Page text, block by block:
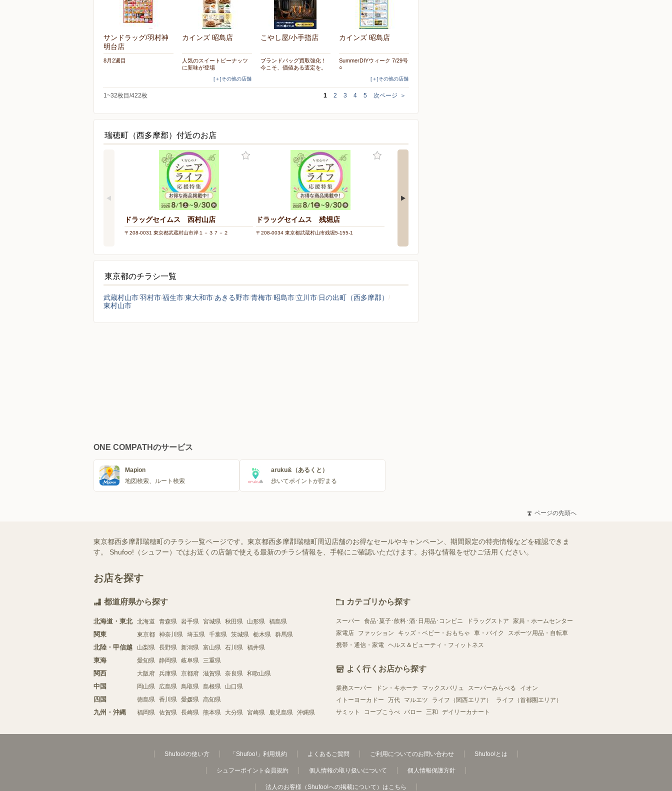
サンドラッグ/羽村神
明台店
8月2週目
カインズ 昭島店
人気のスイートピーナッツ
に新味が登場
[＋]その他の店舗
こやし屋/小手指店
ブランドバッグ買取強化！
今こそ、価値ある査定を。
カインズ 昭島店
SummerDIYウィーク 7/29号
○
[＋]その他の店舗
1~32枚目/422枚 1 2 3 4 5 次ページ ＞
瑞穂町（西多摩郡）付近のお店
ドラッグセイムス 西村山店
〒208-0031 東京都武蔵村山市岸１－３７－２
ドラッグセイムス 残堀店
〒208-0034 東京都武蔵村山市残堀5-155-1
東京都のチラシ一覧
武蔵村山市羽村市福生市東大和市 あきる野市青梅市 昭島市 立川市 日の出町（西多摩郡）
東村山市
ONE COMPATHのサービス
Mapion
地図検索、ルート検索
aruku&（あるくと）
歩いてポイントが貯まる
ページの先頭へ
東京都西多摩郡瑞穂町のチラシ一覧ページです。東京都西多摩郡瑞穂町周辺店舗のお得なセールやキャンペーン、期間限定の特売情報などを確認できま
す。 Shufoo!（シュフー）ではお近くの店舗で使える最新のチラシ情報を、手軽にご確認いただけます。お得な情報をぜひご活用ください。
お店を探す
都道府県から探す
北海道・東北 北海道 青森県 岩手県 宮城県 秋田県 山形県 福島県
関東 東京都 神奈川県 埼玉県 千葉県 茨城県 栃木県 群馬県
北陸・甲信越 山梨県 長野県 新潟県 富山県 石川県 福井県
東海 愛知県 静岡県 岐阜県 三重県
関西 大阪府 兵庫県 京都府 滋賀県 奈良県 和歌山県
中国 岡山県 広島県 鳥取県 島根県 山口県
四国 徳島県 香川県 愛媛県 高知県
九州・沖縄 福岡県 佐賀県 長崎県 熊本県 大分県 宮崎県 鹿児島県 沖縄県
カテゴリから探す
スーパー 食品･菓子･飲料･酒･日用品･コンビニ ドラッグストア
家具・ホームセンター
家電店
ファッション キッズ・ベビー・おもちゃ 車・バイク
スポーツ用品・自転車
携帯・通信・家電 ヘルス＆ビューティ・フィットネス
よく行くお店から探す
業務スーパー ドン・キホーテ マックスバリュ スーパーみらべる
イオン
イトーヨーカドー
万代 マルエツ ライフ（関西エリア）
ライフ（首都圏エリア）
サミット
コープこうべ バロー 三和 デイリーカナート
Shufoo!の使い方 「Shufoo!」利用規約 よくあるご質問 ご利用についてのお問い合わせ Shufoo!とは
シュフーポイント会員規約 個人情報の取り扱いについて 個人情報保護方針
法人のお客様（Shufoo!への掲載について）はこちら